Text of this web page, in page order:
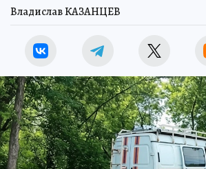
Владислав КАЗАНЦЕВ